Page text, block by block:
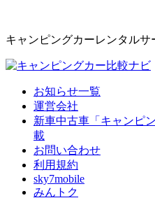
キャンピングカーレンタルサ
お知らせ一覧
運営会社
新車中古車「キャンピ
載
お問い合わせ
利用規約
sky7mobile
みんトク